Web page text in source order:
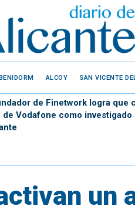
ALCOY SAN VICENTE
de Finetwork logra que
de Vodafone como investigado
un